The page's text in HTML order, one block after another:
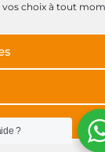
choix à tout
?